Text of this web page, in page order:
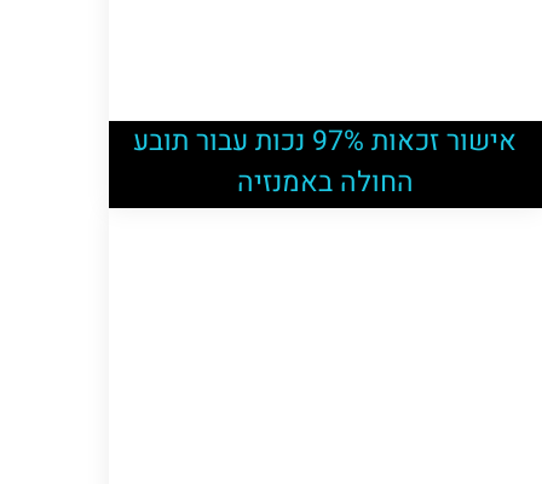
אישור זכאות 97% נכות עבור תובע
החולה באמנזיה